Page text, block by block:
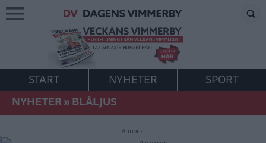
START NYHETER
SPORT
NYHETER»BLÅLJUS
Annons: